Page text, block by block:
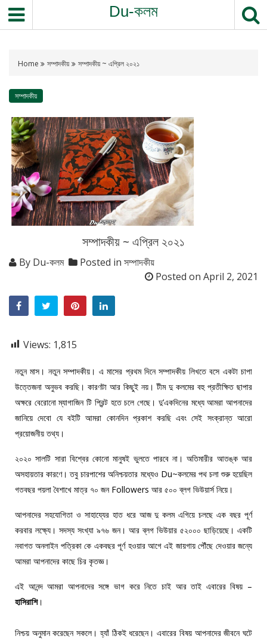
Du-কলম
Home সম্পাদকীয় সম্পাদকীয় ~ এপ্রিল ২০২১
সম্পাদকীয়
সম্পাদকীয় ~ এপ্রিল ২০২১
By Du-কলম Posted in সম্পাদকীয়
Posted on April 2, 2021
Views: 1,815
নতুন মাস। নতুন সম্পাদকীয়। এ মাসের প্রথম দিনে সম্পাদকীয় লিখতে বসে একটা চাপা
উত্তেজনা অনুভব করছি। কারণটা আর কিছুই নয়। টীম দু কলমের বহু প্রতীক্ষিত ছাপার
অক্ষরে বেরোনো ম্যাগাজিন টি প্রিন্ট হতে চলে গেছে। দু’একদিনের মধ্যে আমরা আপনাদের
জানিয়ে দেবো যে বইটি আমরা কোনদিন প্রকাশ করছি এবং সেই সংক্রান্ত আরো
প্রয়োজনীয় তথ্য।
২০২০ সালটি সারা বিশ্বের কোনো মানুষই ভুলতে পারবে না। অতিমারীর আতঙ্ক আর
অসহায়তার কারণে। তবু চারপাশের অনিশ্চয়তার মধ্যেও Du~কলমের পথ চলা শুরু হয়েছিল
গতবছর পয়লা বৈশাখে মাত্র ৭০ জন Followers আর ৫০০ ব্লগ ভিউয়ার্স নিয়ে।
আপনাদের সহযোগিতা ও সাহায্যের হাত ধরে আজ দু কলম এগিয়ে চলছে এক বছর পূর্ণ
করবার লক্ষ্যে। সদস্য সংখ্যা ৯৭৬ জন। আর ব্লগ ভিউয়ার ৫২০০০ ছাড়িয়েছে। একটি
নবাগত অনলাইন পত্রিকা কে একবছর পূর্ণ হওয়ার আগে এই জায়গায় পৌঁছে দেওয়ার জন্যে
আমরা আপনাদের কাছে চির কৃতজ্ঞ।
এই আনন্দ আমরা আপনাদের সঙ্গে ভাগ করে নিতে চাই আর তাই এবারের বিষয় –
হাসিরাশি।
নিশ্চয় অনুমান করেছেন সকলে। হ্যাঁ ঠিকই ধরেছেন। এবারের বিষয় আপনাদের জীবনে ঘটে